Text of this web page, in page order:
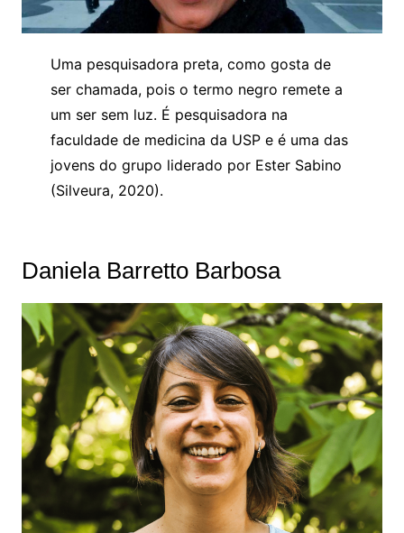
Uma pesquisadora preta, como gosta de
ser chamada, pois o termo negro remete a
um ser sem luz. É pesquisadora na
faculdade de medicina da USP e é uma das
jovens do grupo liderado por Ester Sabino
(Silveura, 2020).
Daniela Barretto Barbosa